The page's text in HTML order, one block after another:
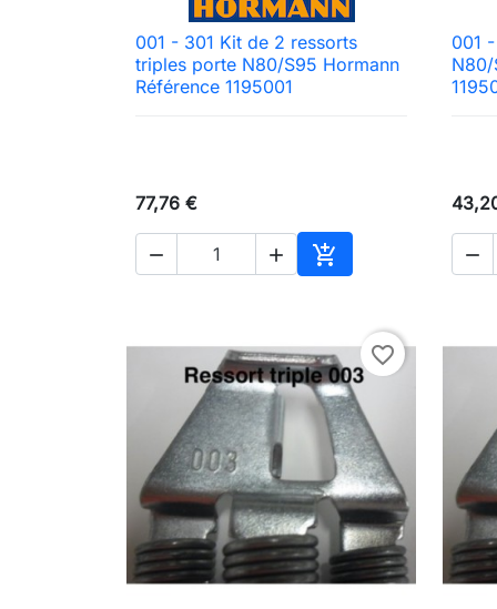
 Aperçu rapide
001 - 301 Kit de 2 ressorts
triples porte N80/S95 Hormann
Référence 1195001
77,76 €
  
Ajouter au panier
001
N80/

favorite_border